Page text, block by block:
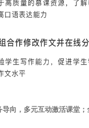
导向，多元互动激活课堂